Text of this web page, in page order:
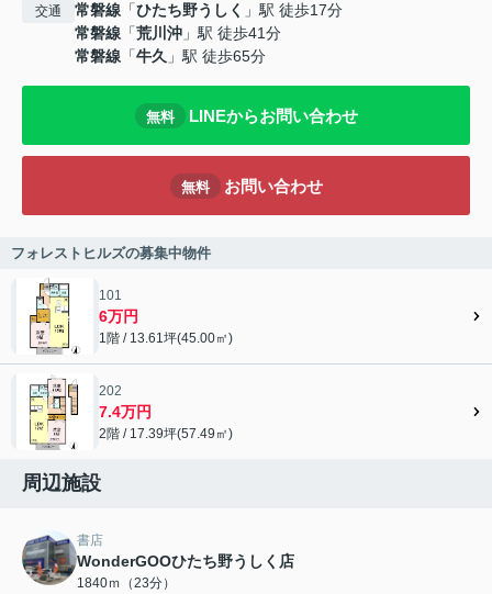
交通 常磐線 「ひたち野うしく 」駅 徒歩17分
常磐線 「荒川沖 」駅 徒歩41分
常磐線 「牛久 」駅 徒歩65分
無料 LINEからお問い合わせ
無料 お問い合わせ
フォレストヒルズの募集中物件
101
6万円
1階 / 13.61坪(45.00㎡)
202
7.4万円
2階 / 17.39坪(57.49㎡)
周辺施設
書店
WonderGOOひたち野うしく店
1840ｍ（23分）